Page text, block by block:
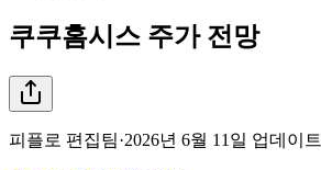
쿠쿠홈시스 주가 전망
피플로 편집팀·2026년 6월 11일 업데이트